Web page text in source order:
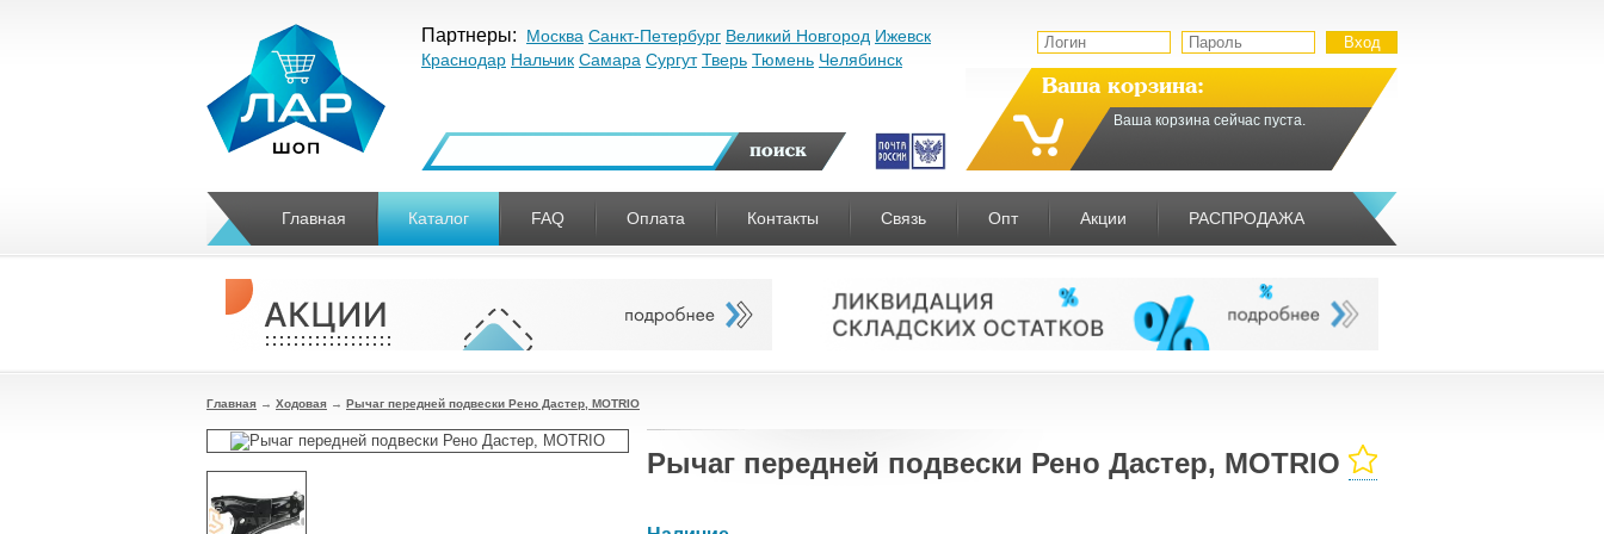
Партнеры: Москва Санкт-Петербург Великий Новгород Ижевск
Краснодар Нальчик Самара Сургут Тверь Тюмень Челябинск
Ваша корзина:
Ваша корзина сейчас пуста.
Главная Каталог FAQ Оплата Контакты Связь Опт Акции РАСПРОДАЖА
Главная → Ходовая → Рычаг передней подвески Рено Дастер, MOTRIO
Рычаг передней подвески Рено Дастер, MOTRIO